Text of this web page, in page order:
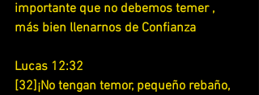
importante que no debemos temer ,
más bien llenarnos de Confianza
Lucas 12:32
[32]¡No tengan temor, pequeño rebaño,